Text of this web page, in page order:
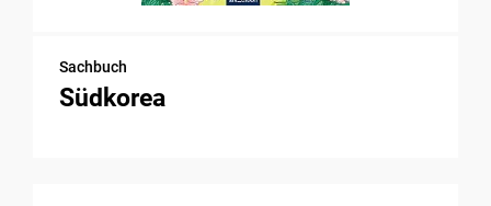
Sachbuch
Südkorea